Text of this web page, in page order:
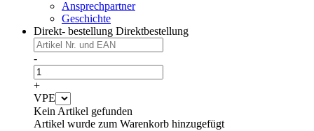
Ansprechpartner
Geschichte
Direkt- bestellung Direktbestellung
-
+
VPE
Kein Artikel gefunden
Artikel wurde zum Warenkorb hinzugefügt